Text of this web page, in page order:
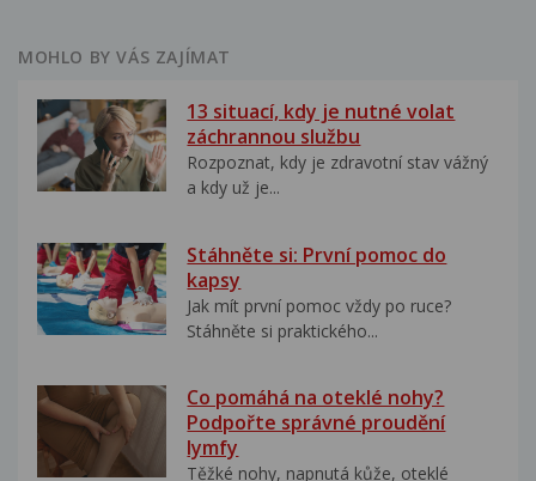
MOHLO BY VÁS ZAJÍMAT
13 situací, kdy je nutné volat
záchrannou službu
Rozpoznat, kdy je zdravotní stav vážný
a kdy už je...
Stáhněte si: První pomoc do
kapsy
Jak mít první pomoc vždy po ruce?
Stáhněte si praktického...
Co pomáhá na oteklé nohy?
Podpořte správné proudění
lymfy
Těžké nohy, napnutá kůže, oteklé